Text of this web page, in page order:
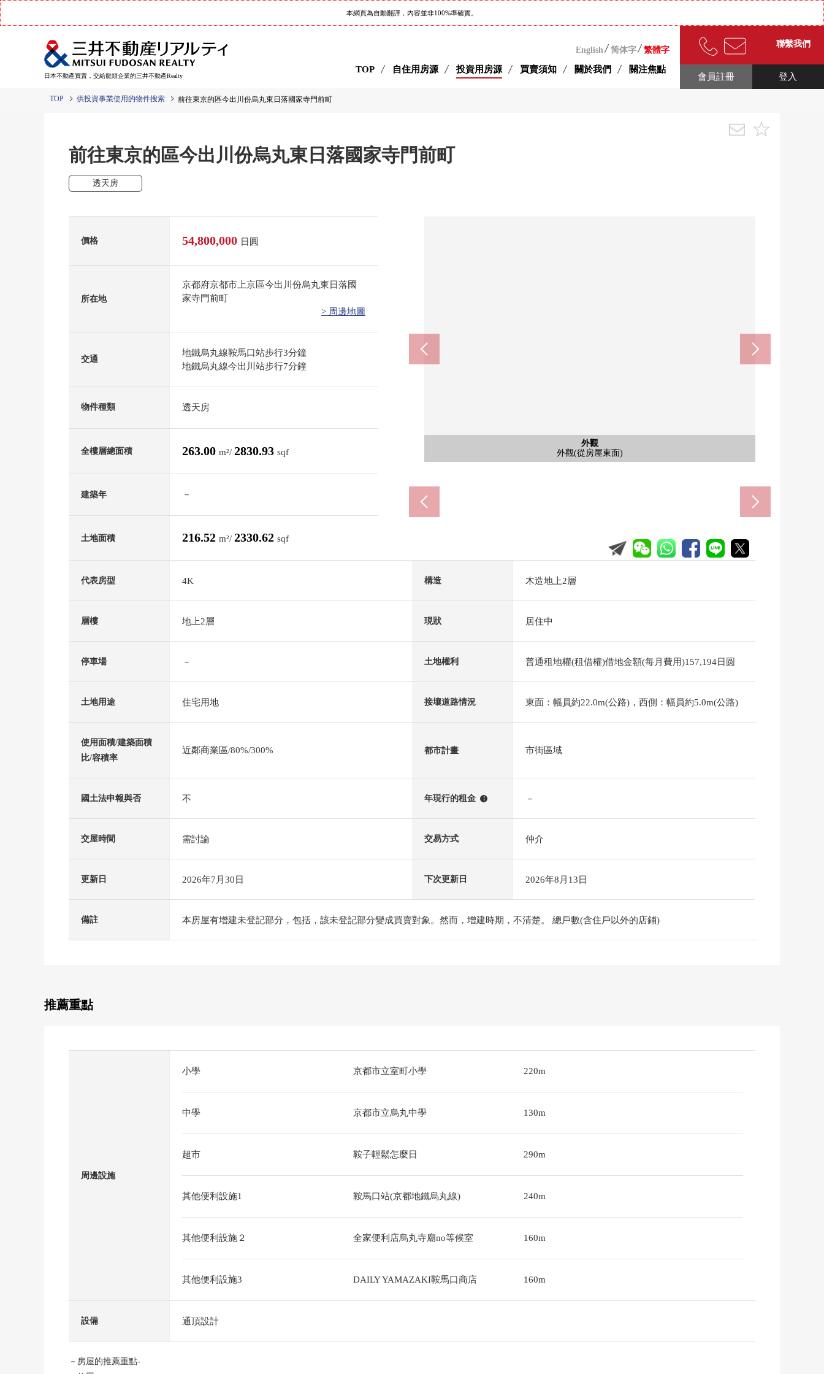
本網頁為自動翻譯，內容並非100%準確實。
日本不動產買賣，交給龍頭企業的三井不動產Realty
English 简体字 繁體字
TOP 自住用房源 投資用房源 買賣須知 關於我們 關注焦點
聯繫我們
登入
會員註冊
TOP 供投資事業使用的物件搜索 前往東京的區今出川份烏丸東日落國家寺門前町
前往東京的區今出川份烏丸東日落國家寺門前町
透天房
外觀
外觀(從房屋東面)
外觀
外觀(從房屋東面)
外觀
外觀(從房屋東面)
含有前面道路的外觀
對北方向看東面道路
含有前面道路的外觀
對南方向看東面道路
外觀
外觀(從房屋西側)
外觀
外觀(從房屋西側)
含有前面道路的外觀
對南方向看西側道路
含有前面道路的外觀
對南方向看西側道路
鞍馬口站(京都地鐵烏丸線)(約240m)
步行3分鐘
鞍子輕鬆怎麼日(約290m)
步行4分鐘
全家便利店烏丸寺廟no等候室(約160m)
步行2分鐘
DAILY YAMAZAKI鞍馬口商店(約160m)
步行2分鐘
JCHO京都鞍馬口醫療中心(約520m)
步行7分鐘
京都市立室町小學(約220m)
步行3分鐘
京都市立烏丸中學(約130m)
步行2分鐘
價格 54,800,000 日圓
所在地
京都府京都市上京區今出川份烏丸東日落國
家寺門前町
> 周邊地圖
交通
地鐵烏丸線鞍馬口站步行3分鐘
地鐵烏丸線今出川站步行7分鐘
物件種類 透天房
全樓層總面積 263.00 m²/ 2830.93 sqf
建築年 －
土地面積 216.52 m²/ 2330.62 sqf
代表房型 4K 構造 木造地上2層
層樓 地上2層 現狀 居住中
停車場 － 土地權利 普通租地權(租借權)借地金額(每月費用)157,194日圆
土地用途 住宅用地 接壤道路情況 東面：幅員約22.0m(公路)，西側：幅員約5.0m(公路)
使用面積/建築面積
比/容積率
近鄰商業區/80%/300% 都市計畫 市街區域
國土法申報與否 不 年現行的租金 ! －
交屋時間 需討論 交易方式 仲介
更新日 2026年7月30日 下次更新日 2026年8月13日
備註 本房屋有增建未登記部分，包括，該未登記部分變成買賣對象。然而，增建時期，不清楚。 總戶數(含住戶以外的店鋪)
推薦重點
周邊設施
小學 京都市立室町小學 220m
中學 京都市立烏丸中學 130m
超市 鞍子輕鬆怎麼日 290m
其他便利設施1 鞍馬口站(京都地鐵烏丸線) 240m
其他便利設施２ 全家便利店烏丸寺廟no等候室 160m
其他便利設施3 DAILY YAMAZAKI鞍馬口商店 160m
設備 通頂設計
－房屋的推薦重點-